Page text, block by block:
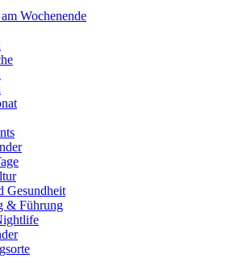
Wochenende
Gesundheit
& Führung